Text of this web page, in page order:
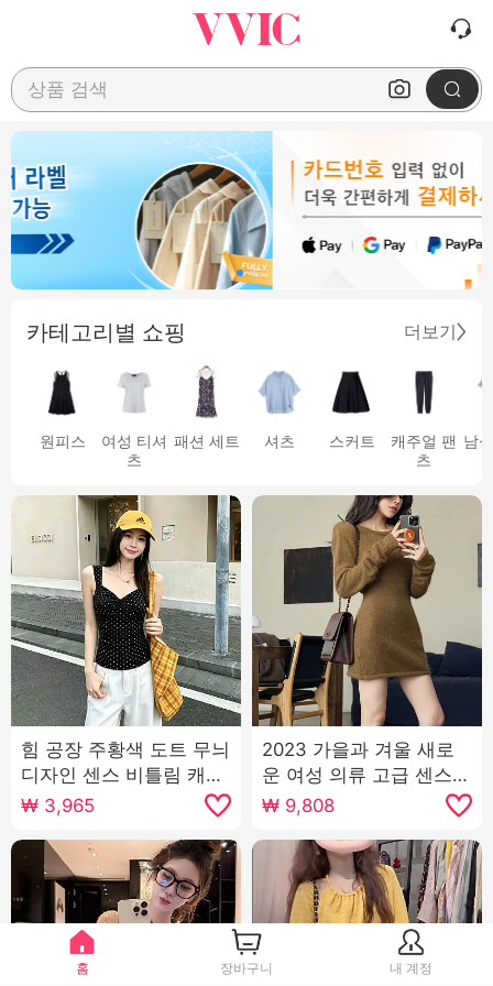
상품 검색
카테고리별 쇼핑 더보기
원피스
여성 티셔
츠
패션 세트 셔츠 스커트
캐주얼 팬
츠
남
힘 공장 주황색 도트 무늬
디자인 센스 비틀림 캐미
솔 새로운 디스플레이 품
격 몸매 가꾸기 디스플레
이 몸 맨위
₩ 3,965
2023 가을과 겨울 새로
운 여성 의류 고급 센스
착용 가져 가라. 작은 남
자 슈퍼 잘 생긴 그는 벤
바람 허리 커피 색상 니트
웨어 여자
₩ 9,808
홈 장바구니 내 계정